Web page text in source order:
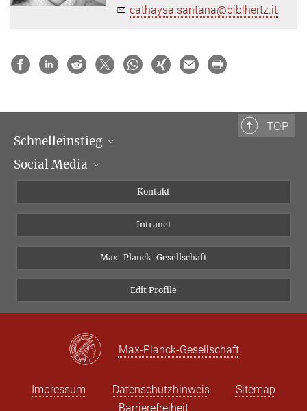
cathaysa.santana@biblhertz.it
TOP
Schnelleinstieg
Wissenschaftliche Abteilungen
Social Media
Bluesky
Vimeo
Newsletter
Kontakt
Intranet
Max-Planck-Gesellschaft
Edit Profile
Max-Planck-Gesellschaft
Impressum Datenschutzhinweis
Sitemap
Barrierefreiheit